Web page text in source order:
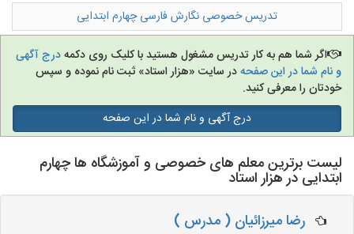
تدریس به کودکان
آموزشگاه ها
تدریس خصوصی نگارش فارسی چهارم ابتدایی
اگر شما هم به کار تدریس مشغول هستید با کلیک روی دکمهدرج آگهی
و نام شما در این صفحهدر سایت «هزار استاد» ثبت نام نموده و سپس
خودتان را معرفی کنید.
درج آگهی و نام شما در این صفحه
لیست برترین معلم های خصوصی و آموزشگاه ها چهارم
ابتدایی در هزار استاد
رضا میرزائیان ( مدرس )